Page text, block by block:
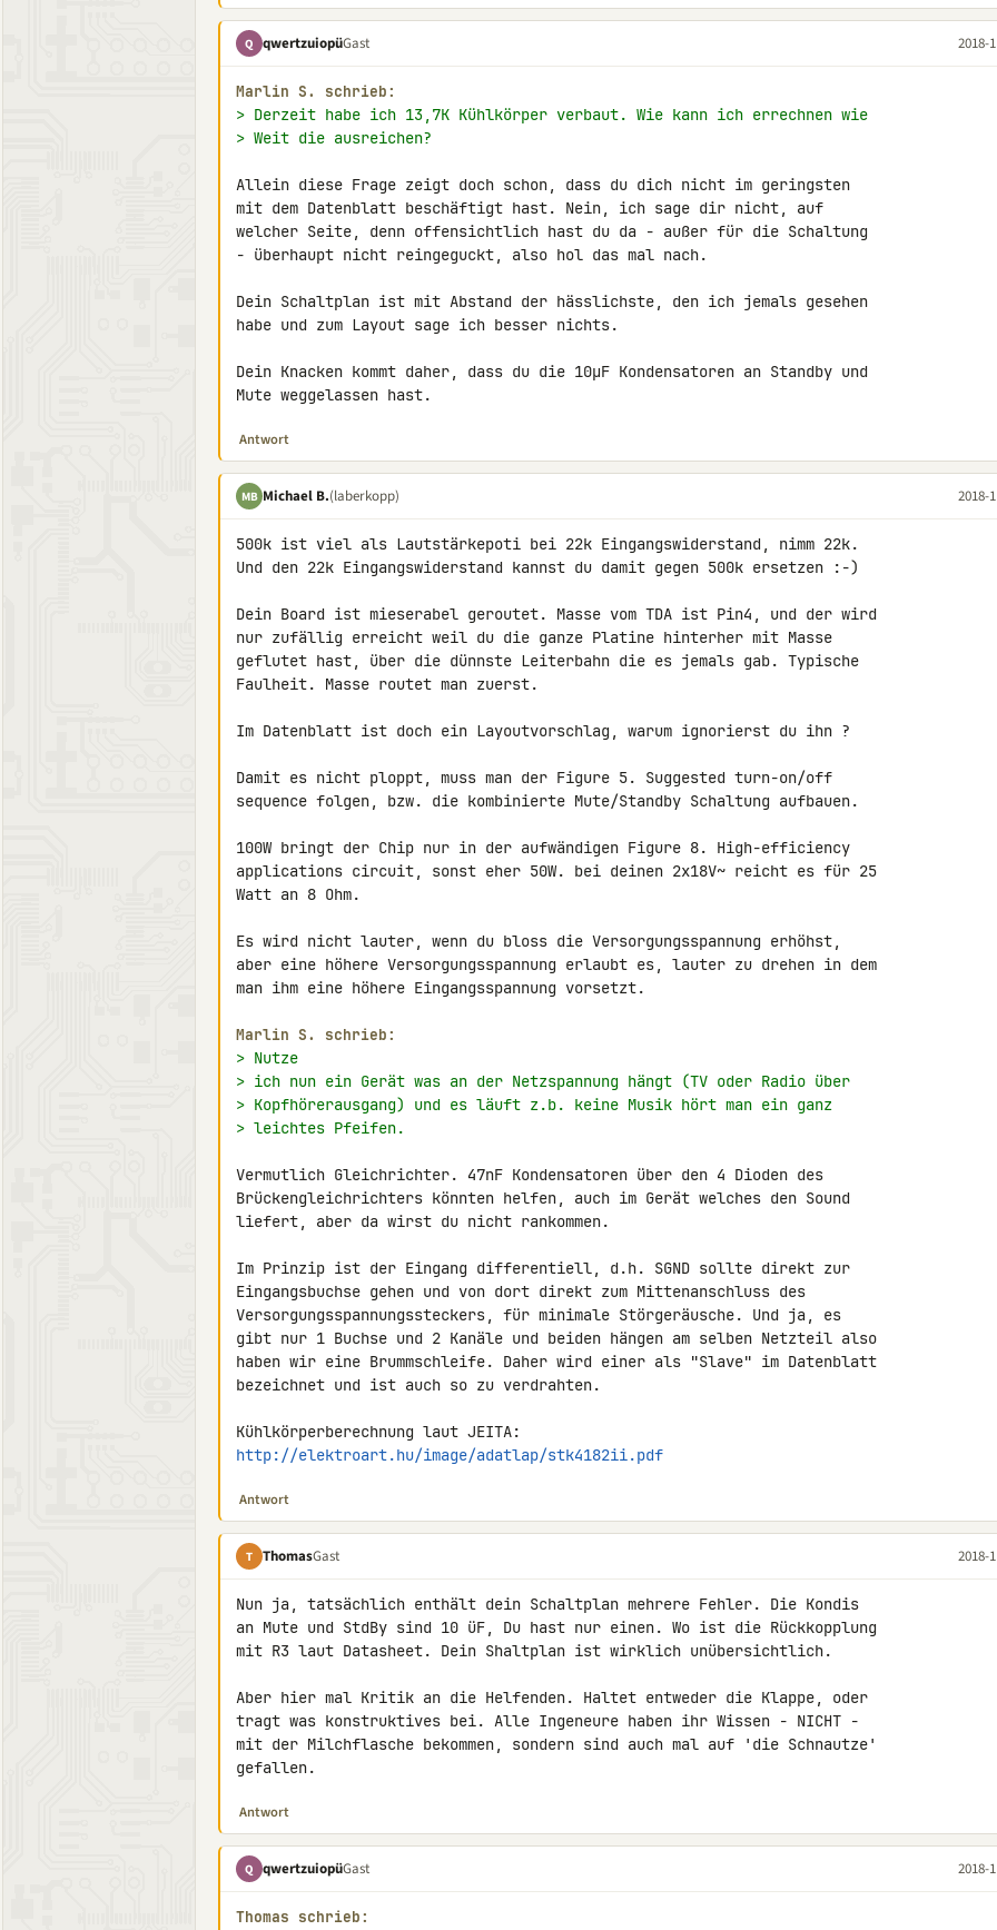
Q qwertzuiopüGast 2018-
Marlin S. schrieb:
> Derzeit habe ich 13,7K Kühlkörper verbaut. Wie kann ich errechnen wie
> Weit die ausreichen?
Allein diese Frage zeigt doch schon, dass du dich nicht im geringsten
mit dem Datenblatt beschäftigt hast. Nein, ich sage dir nicht, auf
welcher Seite, denn offensichtlich hast du da - außer für die Schaltung
- überhaupt nicht reingeguckt, also hol das mal nach.
Dein Schaltplan ist mit Abstand der hässlichste, den ich jemals gesehen
habe und zum Layout sage ich besser nichts.
Dein Knacken kommt daher, dass du die 10µF Kondensatoren an Standby und
Mute weggelassen hast.
Antwort
MB Michael B.(laberkopp) 2018-
500k ist viel als Lautstärkepoti bei 22k Eingangswiderstand, nimm 22k.
Und den 22k Eingangswiderstand kannst du damit gegen 500k ersetzen :-)
Dein Board ist mieserabel geroutet. Masse vom TDA ist Pin4, und der wird
nur zufällig erreicht weil du die ganze Platine hinterher mit Masse
geflutet hast, über die dünnste Leiterbahn die es jemals gab. Typische
Faulheit. Masse routet man zuerst.
Im Datenblatt ist doch ein Layoutvorschlag, warum ignorierst du ihn ?
Damit es nicht ploppt, muss man der Figure 5. Suggested turn-on/off
sequence folgen, bzw. die kombinierte Mute/Standby Schaltung aufbauen.
100W bringt der Chip nur in der aufwändigen Figure 8. High-efficiency
applications circuit, sonst eher 50W. bei deinen 2x18V~ reicht es für 25
Watt an 8 Ohm.
Es wird nicht lauter, wenn du bloss die Versorgungsspannung erhöhst,
aber eine höhere Versorgungsspannung erlaubt es, lauter zu drehen in dem
man ihm eine höhere Eingangsspannung vorsetzt.
Marlin S. schrieb:
> Nutze
> ich nun ein Gerät was an der Netzspannung hängt (TV oder Radio über
> Kopfhörerausgang) und es läuft z.b. keine Musik hört man ein ganz
> leichtes Pfeifen.
Vermutlich Gleichrichter. 47nF Kondensatoren über den 4 Dioden des
Brückengleichrichters könnten helfen, auch im Gerät welches den Sound
liefert, aber da wirst du nicht rankommen.
Im Prinzip ist der Eingang differentiell, d.h. SGND sollte direkt zur
Eingangsbuchse gehen und von dort direkt zum Mittenanschluss des
Versorgungsspannungssteckers, für minimale Störgeräusche. Und ja, es
gibt nur 1 Buchse und 2 Kanäle und beiden hängen am selben Netzteil also
haben wir eine Brummschleife. Daher wird einer als "Slave" im Datenblatt
bezeichnet und ist auch so zu verdrahten.
http://elektroart.hu/image/adatlap/stk4182ii.pdf
Antwort
T ThomasGast 2018-
Nun ja, tatsächlich enthält dein Schaltplan mehrere Fehler. Die Kondis
an Mute und StdBy sind 10 üF, Du hast nur einen. Wo ist die Rückkopplung
mit R3 laut Datasheet. Dein Shaltplan ist wirklich unübersichtlich.
Aber hier mal Kritik an die Helfenden. Haltet entweder die Klappe, oder
tragt was konstruktives bei. Alle Ingeneure haben ihr Wissen - NICHT -
mit der Milchflasche bekommen, sondern sind auch mal auf 'die Schnautze'
gefallen.
Antwort
Q qwertzuiopüGast 2018-
Thomas schrieb: